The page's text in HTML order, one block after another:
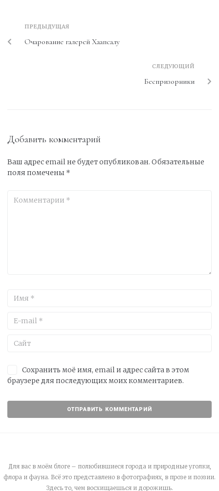
ПРЕДЫДУЩАЯ
Очарование галерей Хаапсалу
СЛЕДУЮЩИЙ
Беспризорники
Добавить комментарий
Ваш адрес email не будет опубликован. Обязательные
поля помечены *
Сохранить моё имя, email и адрес сайта в этом
браузере для последующих моих комментариев.
Для вас в моём блоге – полюбившиеся города и природные уголки,
флора и фауна. Всё это представлено в фотографиях, в прозе и поэзии.
Здесь то, чем восхищаешься и дорожишь.